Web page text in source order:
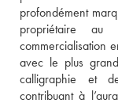
profondément
propriétaire
commercialisation
avec le plus
calligraphie et
contribuant à